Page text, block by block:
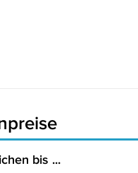
bis ...